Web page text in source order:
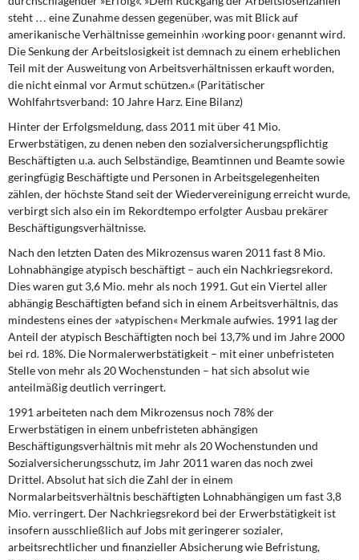
steht … eine Zunahme dessen gegenüber, was mit Blick auf
amerikanische Verhältnisse gemeinhin ›working poor‹ genannt wird.
Die Senkung der Arbeitslosigkeit ist demnach zu einem erheblichen
Teil mit der Ausweitung von Arbeitsverhältnissen erkauft worden,
die nicht einmal vor Armut schützen.« (Paritätischer
Wohlfahrtsverband: 10 Jahre Harz. Eine Bilanz)
Hinter der Erfolgsmeldung,dass 2011 mit über 41 Mio.
Erwerbstätigen, zu denen neben den sozialversicherungspflichtig
Beschäftigten u.a. auch Selbständige, Beamtinnen und Beamte sowie
geringfügig Beschäftigte und Personen in Arbeitsgelegenheiten
zählen, der höchste Stand seit der Wiedervereinigung erreicht wurde,
verbirgt sich also ein im Rekordtempo erfolgter Ausbau prekärer
Beschäftigungsverhältnisse.
Nach den letzten Daten des Mikrozensus waren 2011 fast 8 Mio.
Lohnabhängige atypisch beschäftigt – auch ein Nachkriegsrekord.
Dies waren gut 3,6 Mio. mehr als noch 1991. Gut ein Viertel aller
abhängig Beschäftigten befand sich in einem Arbeitsverhältnis, das
mindestens eines der »atypischen« Merkmale aufwies. 1991 lag der
Anteil der atypisch Beschäftigten noch bei 13,7% und im Jahre 2000
bei rd. 18%. Die Normalerwerbstätigkeit – mit einer unbefristeten
Stelle von mehr als 20 Wochenstunden – hat sich absolut wie
anteilmäßig deutlich verringert.
1991 arbeiteten nach dem Mikrozensus noch 78% der
Erwerbstätigen in einem unbefristeten abhängigen
Beschäftigungsverhältnis mit mehr als 20 Wochenstunden und
Sozialversicherungsschutz, im Jahr 2011 waren das noch zwei
Drittel. Absolut hat sich die Zahl der in einem
Normalarbeitsverhältnis beschäftigten Lohnabhängigen um fast 3,8
Mio. verringert. Der Nachkriegsrekord bei der Erwerbstätigkeit ist
insofern ausschließlich auf Jobs mit geringerer sozialer,
arbeitsrechtlicher und finanzieller Absicherung wie Befristung,